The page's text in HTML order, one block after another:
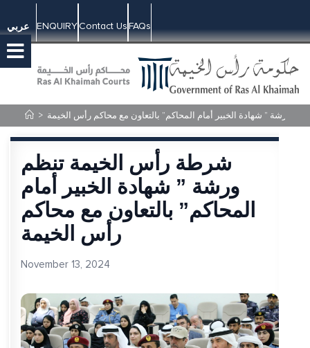
عربي ENQUIRYContact UsFAQs
> ورشة ” شهادة الخبير أمام المحاكم” بالتعاون مع محاكم رأس الخيمة
شرطة رأس الخيمة تنظم
ورشة ” شهادة الخبير أمام
المحاكم” بالتعاون مع محاكم
رأس الخيمة
November 13, 2024